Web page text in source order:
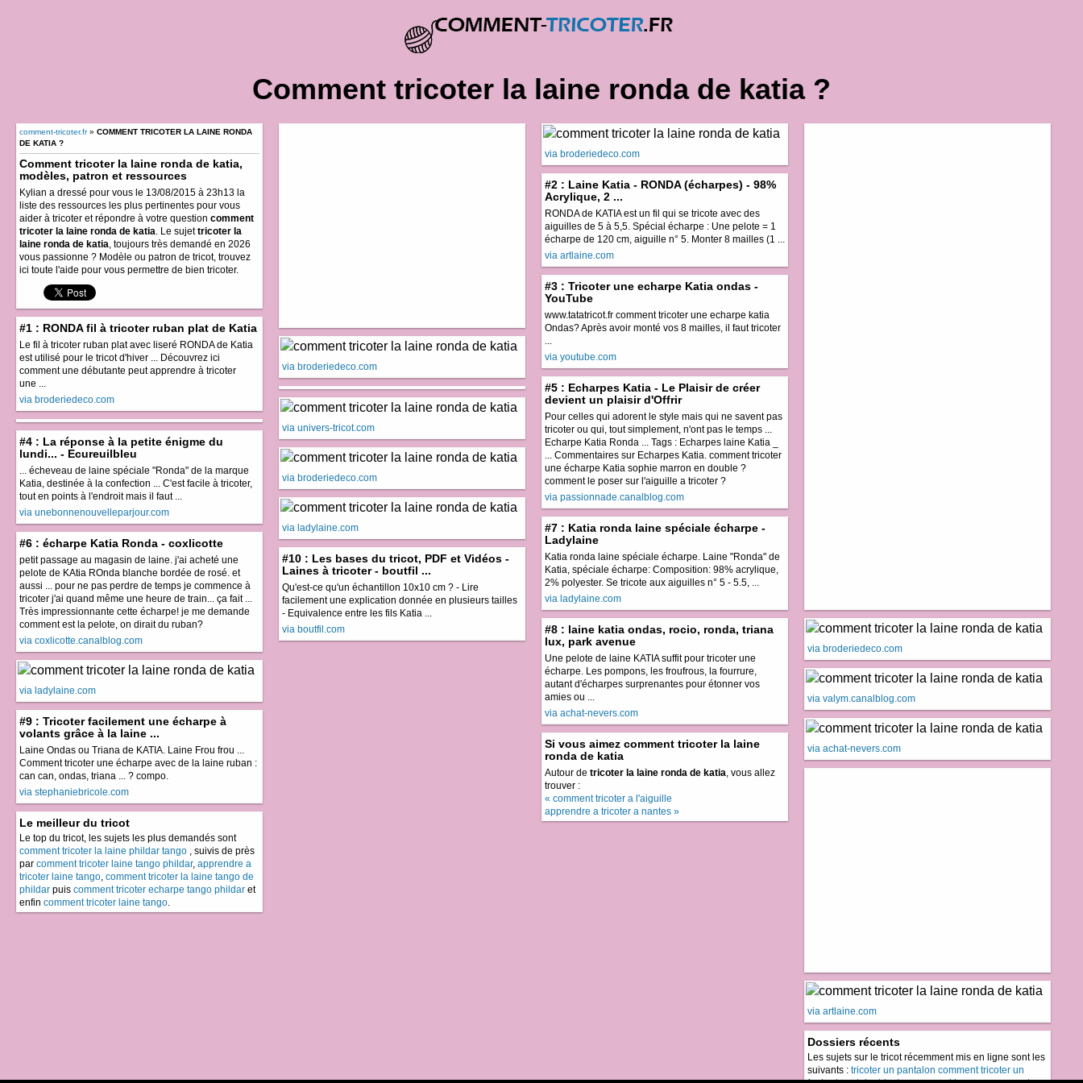
Comment tricoter la laine ronda de katia ?
comment-tricoter.fr» COMMENT TRICOTER LA LAINE RONDA
DE KATIA ?
Comment tricoter la laine ronda de katia,
modèles, patron et ressources
Kylian a dressé pour vous le 13/08/2015 à 23h13 la
liste des ressources les plus pertinentes pour vous
aider à tricoter et répondre à votre question comment
tricoter la laine ronda de katia. Le sujettricoter la
laine ronda de katia, toujours très demandé en 2026
vous passionne ? Modèle ou patron de tricot, trouvez
ici toute l'aide pour vous permettre de bien tricoter.
#1 : RONDA fil à tricoter ruban plat de Katia
Le fil à tricoter ruban plat avec liseré RONDA de Katia
est utilisé pour le tricot d'hiver ... Découvrez ici
comment une débutante peut apprendre à tricoter
une ...
via broderiedeco.com
#4 : La réponse à la petite énigme du
lundi... - Ecureuilbleu
... écheveau de laine spéciale "Ronda" de la marque
Katia, destinée à la confection ... C'est facile à tricoter,
tout en points à l'endroit mais il faut ...
via unebonnenouvelleparjour.com
#6 : écharpe Katia Ronda - coxlicotte
petit passage au magasin de laine. j'ai acheté une
pelote de KAtia ROnda blanche bordée de rosé. et
aussi ... pour ne pas perdre de temps je commence à
tricoter j'ai quand même une heure de train... ça fait ...
Très impressionnante cette écharpe! je me demande
comment est la pelote, on dirait du ruban?
via coxlicotte.canalblog.com
via ladylaine.com
#9 : Tricoter facilement une écharpe à
volants grâce à la laine ...
Laine Ondas ou Triana de KATIA. Laine Frou frou ...
Comment tricoter une écharpe avec de la laine ruban :
can can, ondas, triana ... ? compo.
via stephaniebricole.com
Le meilleur du tricot
Le top du tricot, les sujets les plus demandés sont
comment tricoter la laine phildar tango , suivis de près
par comment tricoter laine tango phildar, apprendre a
tricoter laine tango, comment tricoter la laine tango de
phildar puis comment tricoter echarpe tango phildar et
enfin comment tricoter laine tango.
via broderiedeco.com
via univers-tricot.com
via broderiedeco.com
via ladylaine.com
#10 : Les bases du tricot, PDF et Vidéos -
Laines à tricoter - boutfil ...
Qu'est-ce qu'un échantillon 10x10 cm ? - Lire
facilement une explication donnée en plusieurs tailles
- Equivalence entre les fils Katia ...
via boutfil.com
via broderiedeco.com
#2 : Laine Katia - RONDA (écharpes) - 98%
Acrylique, 2 ...
RONDA de KATIA est un fil qui se tricote avec des
aiguilles de 5 à 5,5. Spécial écharpe : Une pelote = 1
écharpe de 120 cm, aiguille n° 5. Monter 8 mailles (1 ...
via artlaine.com
#3 : Tricoter une echarpe Katia ondas -
YouTube
www.tatatricot.fr comment tricoter une echarpe katia
Ondas? Après avoir monté vos 8 mailles, il faut tricoter
...
via youtube.com
#5 : Echarpes Katia - Le Plaisir de créer
devient un plaisir d'Offrir
Pour celles qui adorent le style mais qui ne savent pas
tricoter ou qui, tout simplement, n'ont pas le temps ...
Echarpe Katia Ronda ... Tags : Echarpes laine Katia _
... Commentaires sur Echarpes Katia. comment tricoter
une écharpe Katia sophie marron en double ?
comment le poser sur l'aiguille a tricoter ?
via passionnade.canalblog.com
#7 : Katia ronda laine spéciale écharpe -
Ladylaine
Katia ronda laine spéciale écharpe. Laine "Ronda" de
Katia, spéciale écharpe: Composition: 98% acrylique,
2% polyester. Se tricote aux aiguilles n° 5 - 5.5, ...
via ladylaine.com
#8 : laine katia ondas, rocio, ronda, triana
lux, park avenue
Une pelote de laine KATIA suffit pour tricoter une
écharpe. Les pompons, les froufrous, la fourrure,
autant d'écharpes surprenantes pour étonner vos
amies ou ...
via achat-nevers.com
Si vous aimez comment tricoter la laine
ronda de katia
Autour de tricoter la laine ronda de katia, vous allez
trouver :
« comment tricoter a l'aiguille
apprendre a tricoter a nantes »
via broderiedeco.com
via valym.canalblog.com
via achat-nevers.com
via artlaine.com
Dossiers récents
Les sujets sur le tricot récemment mis en ligne sont les
suivants : tricoter un pantalon comment tricoter un